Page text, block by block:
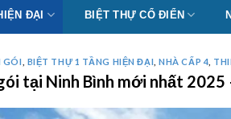
ĐẠI BIỆT THỰ CỔ ĐIỂN
GÓI BIỆT THỰ 1 TẦNG HIỆN ĐẠI ,NHÀ CẤP 4
tại Ninh Bình mới nhất